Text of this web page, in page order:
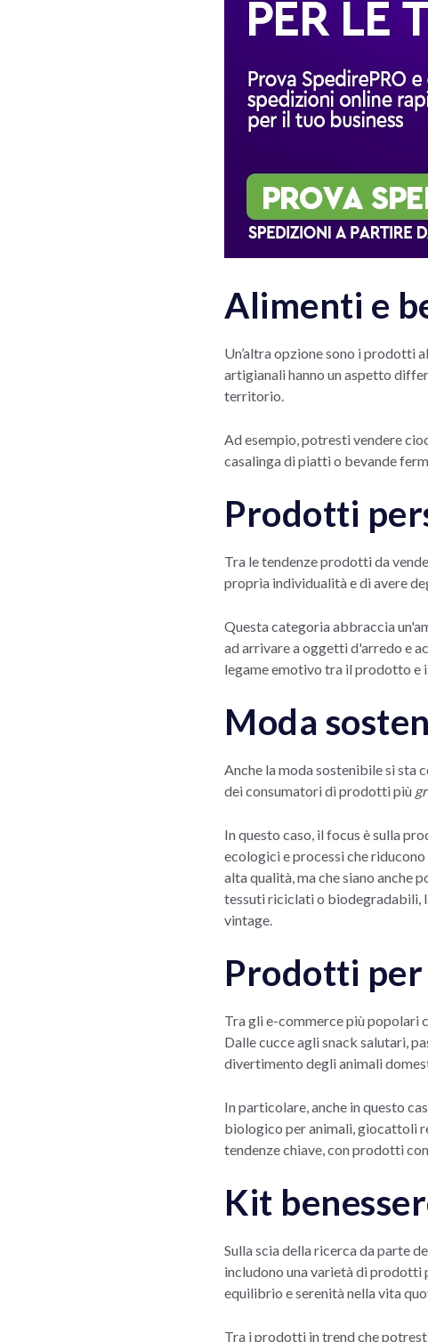
Alimenti e
Un’altra opzione sono i prodotti
artigianali hanno un aspetto
territorio.
Ad esempio, potresti vendere
casalinga di piatti o bevande
Prodotti
Tra le tendenze prodotti da
propria individualità e di avere
Questa categoria abbraccia
ad arrivare a oggetti d'arredo e
legame emotivo tra il prodotto e
Moda
Anche la moda sostenibile si sta
dei consumatori di prodotti più
In questo caso, il focus è sulla
ecologici e processi che
alta qualità, ma che siano anche
tessuti riciclati o biodegradabili,
vintage.
Prodotti
Tra gli e-commerce più popolari
Dalle cucce agli snack salutari,
divertimento degli animali
In particolare, anche in questo
biologico per animali, giocattoli
tendenze chiave, con prodotti
Kit
Sulla scia della ricerca da parte
includono una varietà di prodotti
equilibrio e serenità nella vita
Tra i prodotti in trend che